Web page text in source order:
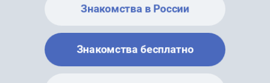
Знакомства в России
Знакомства бесплатно